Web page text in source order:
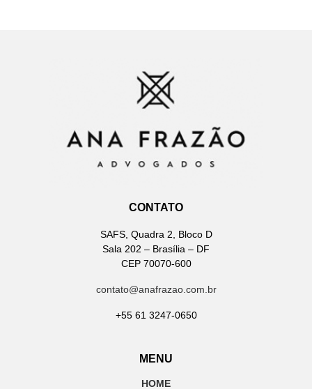
CONTATO
SAFS, Quadra 2, Bloco D
Sala 202 – Brasília – DF
CEP 70070-600
contato@anafrazao.com.br
+55 61 3247-0650
MENU
HOME